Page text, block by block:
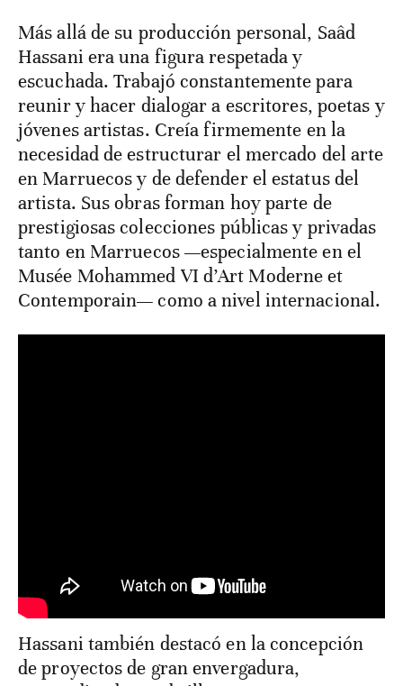
Más allá de su producción personal, Saâd
Hassani era una figura respetada y
escuchada. Trabajó constantemente para
reunir y hacer dialogar a escritores, poetas y
jóvenes artistas. Creía firmemente en la
necesidad de estructurar el mercado del arte
en Marruecos y de defender el estatus del
artista. Sus obras forman hoy parte de
prestigiosas colecciones públicas y privadas
tanto en Marruecos —especialmente en el
Musée Mohammed VI d’Art Moderne et
Contemporain— como a nivel internacional.
Hassani también destacó en la concepción
de proyectos de gran envergadura,